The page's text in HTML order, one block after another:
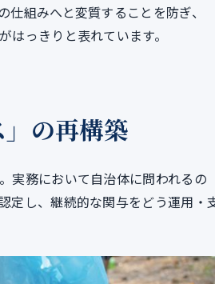
組みへと変質することを防ぎ、
はっきりと表れています。
の再構築
実務において自治体に問われるの
定し、継続的な関与をどう運用・